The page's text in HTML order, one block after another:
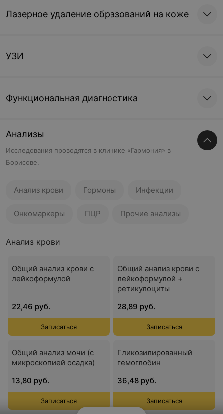
Лазерное удаление образований на коже
УЗИ
Функциональная диагностика
Анализы
Исследования проводятся в клинике «Гармония» в
Борисове.
Анализ крови Гормоны Инфекции
Онкомаркеры ПЦР Прочие анализы
Анализ крови
Общий анализ крови с
лейкоформулой
22,46 руб.
Записаться
Общий анализ крови с
лейкоформулой +
ретикулоциты
28,89 руб.
Записаться
Общий анализ мочи (с
микроскопией осадка)
13,80 руб.
Записаться
Гликозилированный
гемоглобин
36,48 руб.
Записаться